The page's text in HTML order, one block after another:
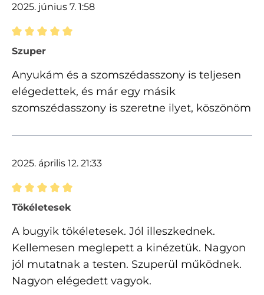
2025. június 7. 1:58
Értékelés 5 of 5 csillagok besorolásával
Szuper
Anyukám és a szomszédasszony is teljesen
elégedettek, és már egy másik
szomszédasszony is szeretne ilyet, köszönöm
2025. április 12. 21:33
Értékelés 5 of 5 csillagok besorolásával
Tökéletesek
A bugyik tökéletesek. Jól illeszkednek.
Kellemesen meglepett a kinézetük. Nagyon
jól mutatnak a testen. Szuperül működnek.
Nagyon elégedett vagyok.